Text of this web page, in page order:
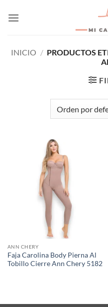
INICIO / PRODUCTOS
ANN CHERY
Faja Carolina Body Pierna Al
Tobillo Cierre Ann Chery 5182